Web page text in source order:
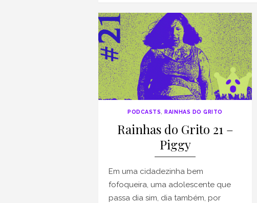
PODCASTS,RAINHAS DO GRITO
Rainhas do Grito 21 –
Piggy
Em uma cidadezinha bem
fofoqueira, uma adolescente que
passa dia sim, dia também, por